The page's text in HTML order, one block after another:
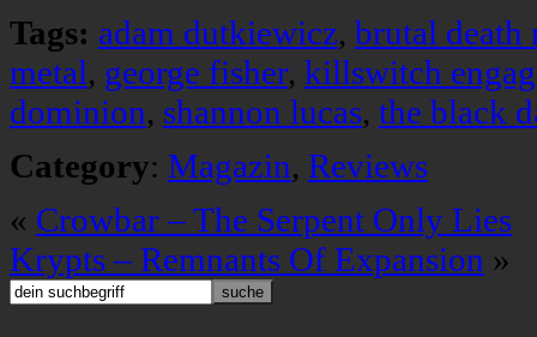
Tags: adam dutkiewicz, brutal death
metal, george fisher, killswitch
dominion, shannon lucas, the black
Category: Magazin, Reviews
« Crowbar – The Serpent Only Lies
Krypts – Remnants Of Expansion »